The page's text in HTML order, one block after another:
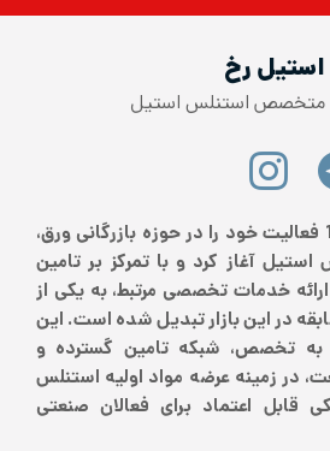
استیل رخ
متخصص استنلس استیل
استیل رخ از سال 1386 فعالیت خود را در حوزه بازرگانی ورق،
آغاز کرد و با تمرکز بر تامین
خدمات تخصصی مرتبط، به یکی از
در این بازار تبدیل شده است. این
به تخصص، شبکه تامین گسترده و
در زمینه عرضه مواد اولیه استنلس
قابل اعتماد برای فعالان صنعتی